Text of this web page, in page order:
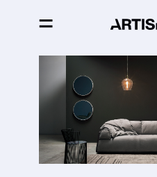
Магазин
мебели
и
для
дома